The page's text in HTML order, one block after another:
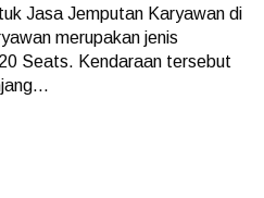
Jasa Jemputan Karyawan di
merupakan jenis
Seats. Kendaraan tersebut